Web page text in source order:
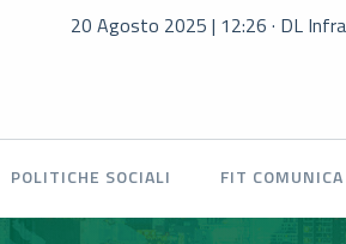
20 Agosto 2025 | 12:26 · DL
POLITICHE SOCIALI FIT COMUNICA